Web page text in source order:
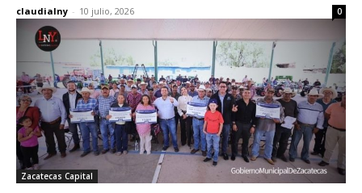
claudialny - 10 julio, 2026 0
Zacatecas Capital